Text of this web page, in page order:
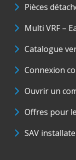
Pièces
Multi VRF –
Catalogue
Connexion
Ouvrir un
Offres pour
SAV